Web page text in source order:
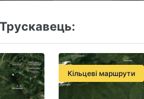
Кільцеві маршрути